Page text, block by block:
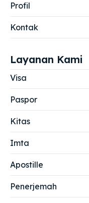
Profil
Kontak
Layanan Kami
Visa
Paspor
Kitas
Imta
Apostille
Penerjemah